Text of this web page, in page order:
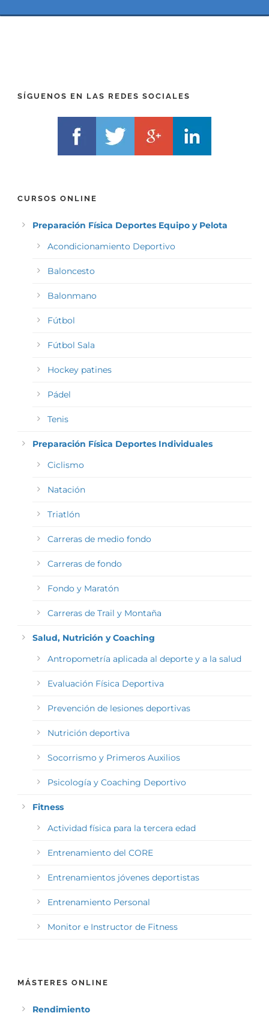
SÍGUENOS EN LAS REDES SOCIALES
CURSOS ONLINE
Preparación Física Deportes Equipo y Pelota
Acondicionamiento Deportivo
Baloncesto
Balonmano
Fútbol
Fútbol Sala
Hockey patines
Pádel
Tenis
Preparación Física Deportes Individuales
Ciclismo
Natación
Triatlón
Carreras de medio fondo
Carreras de fondo
Fondo y Maratón
Carreras de Trail y Montaña
Salud, Nutrición y Coaching
Antropometría aplicada al deporte y a la salud
Evaluación Física Deportiva
Prevención de lesiones deportivas
Nutrición deportiva
Socorrismo y Primeros Auxilios
Psicología y Coaching Deportivo
Fitness
Actividad física para la tercera edad
Entrenamiento del CORE
Entrenamientos jóvenes deportistas
Entrenamiento Personal
Monitor e Instructor de Fitness
MÁSTERES ONLINE
Rendimiento